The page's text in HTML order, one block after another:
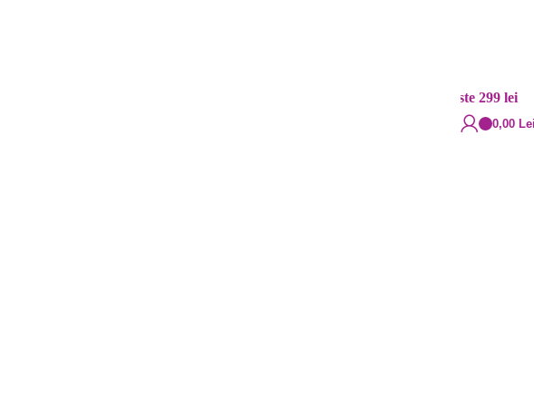
Cost: 20 lei și gratuit peste 299 lei
0,00
– Ingeras – ALB – TRICOLOR